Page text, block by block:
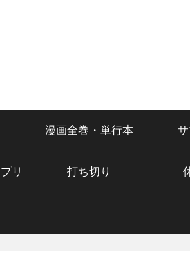
漫画全巻・単行本
リ 打ち切り